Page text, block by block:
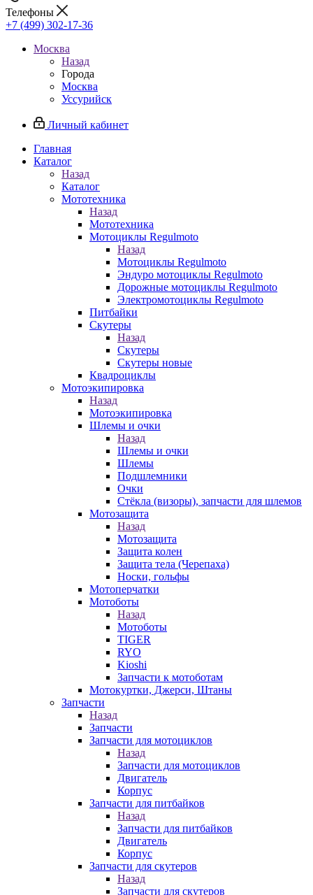
Телефоны
+7 (499) 302-17-36
Москва
Назад
Города
Москва
Уссурийск
Личный кабинет
Главная
Каталог
Назад
Каталог
Мототехника
Назад
Мототехника
Мотоциклы Regulmoto
Назад
Мотоциклы Regulmoto
Эндуро мотоциклы Regulmoto
Дорожные мотоциклы Regulmoto
Электромотоциклы Regulmoto
Питбайки
Скутеры
Назад
Скутеры
Скутеры новые
Квадроциклы
Мотоэкипировка
Назад
Мотоэкипировка
Шлемы и очки
Назад
Шлемы и очки
Шлемы
Подшлемники
Очки
Стёкла (визоры), запчасти для шлемов
Мотозащита
Назад
Мотозащита
Защита колен
Защита тела (Черепаха)
Носки, гольфы
Мотоперчатки
Мотоботы
Назад
Мотоботы
TIGER
RYO
Kioshi
Запчасти к мотоботам
Мотокуртки, Джерси, Штаны
Запчасти
Назад
Запчасти
Запчасти для мотоциклов
Назад
Запчасти для мотоциклов
Двигатель
Корпус
Запчасти для питбайков
Назад
Запчасти для питбайков
Двигатель
Корпус
Запчасти для скутеров
Назад
Запчасти для скутеров